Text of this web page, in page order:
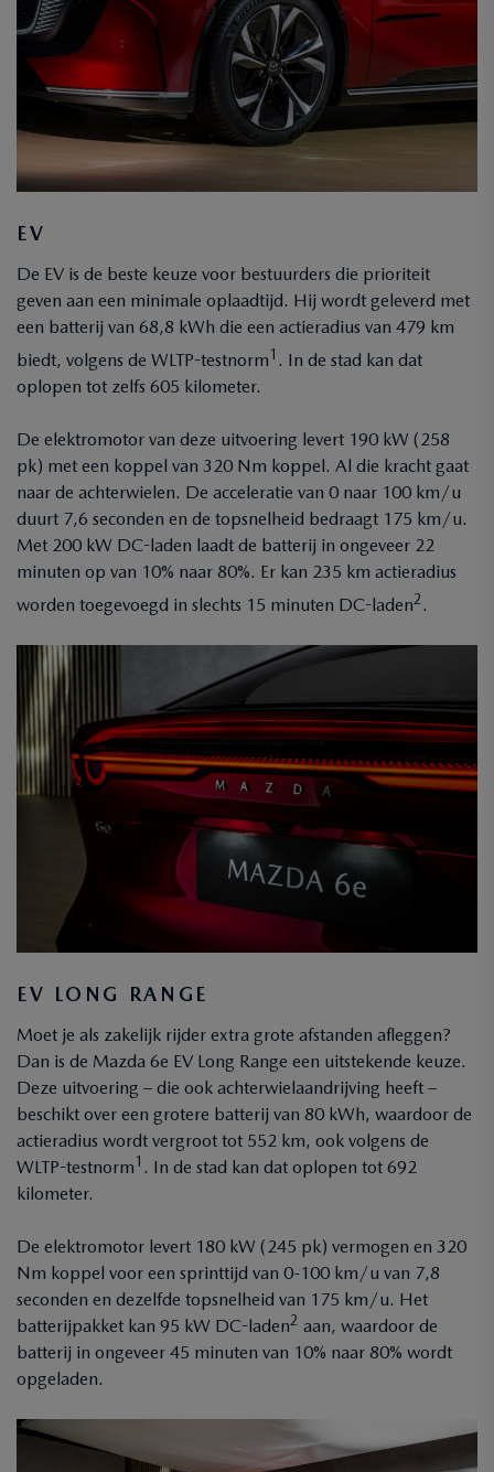
EV
De EV is de beste keuze voor bestuurders die prioriteit
geven aan een minimale oplaadtijd. Hij wordt geleverd met
een batterij van 68,8 kWh die een actieradius van 479 km
biedt, volgens de WLTP-testnorm1 . In de stad kan dat
oplopen tot zelfs 605 kilometer.
De elektromotor van deze uitvoering levert 190 kW (258
pk) met een koppel van 320 Nm koppel. Al die kracht gaat
naar de achterwielen. De acceleratie van 0 naar 100 km/u
duurt 7,6 seconden en de topsnelheid bedraagt 175 km/u.
Met 200 kW DC-laden laadt de batterij in ongeveer 22
minuten op van 10% naar 80%. Er kan 235 km actieradius
worden toegevoegd in slechts 15 minuten DC-laden2.
EV LONG RANGE
Moet je als zakelijk rijder extra grote afstanden afleggen?
Dan is de Mazda 6e EV Long Range een uitstekende keuze.
Deze uitvoering – die ook achterwielaandrijving heeft –
beschikt over een grotere batterij van 80 kWh, waardoor de
actieradius wordt vergroot tot 552 km, ook volgens de
WLTP-testnorm1 . In de stad kan dat oplopen tot 692
kilometer.
De elektromotor levert 180 kW (245 pk) vermogen en 320
Nm koppel voor een sprinttijd van 0-100 km/u van 7,8
seconden en dezelfde topsnelheid van 175 km/u. Het
batterijpakket kan 95 kW DC-laden2 aan, waardoor de
batterij in ongeveer 45 minuten van 10% naar 80% wordt
opgeladen.